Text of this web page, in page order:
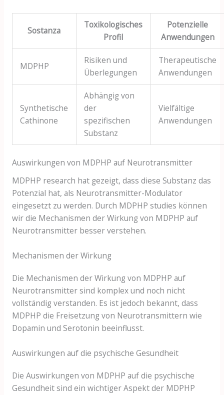
Sostanza
Toxikologisches
Profil
Potenzielle
Anwendungen
MDPHP
Risiken und
Überlegungen
Therapeutische
Anwendungen
Synthetische
Cathinone
Abhängig von
der
spezifischen
Substanz
Vielfältige
Anwendungen
Auswirkungen von MDPHP auf Neurotransmitter
MDPHP research hat gezeigt, dass diese Substanz das
Potenzial hat, als Neurotransmitter-Modulator
eingesetzt zu werden. Durch MDPHP studies können
wir die Mechanismen der Wirkung von MDPHP auf
Neurotransmitter besser verstehen.
Mechanismen der Wirkung
Die Mechanismen der Wirkung von MDPHP auf
Neurotransmitter sind komplex und noch nicht
vollständig verstanden. Es ist jedoch bekannt, dass
MDPHP die Freisetzung von Neurotransmittern wie
Dopamin und Serotonin beeinflusst.
Auswirkungen auf die psychische Gesundheit
Die Auswirkungen von MDPHP auf die psychische
Gesundheit sind ein wichtiger Aspekt der MDPHP